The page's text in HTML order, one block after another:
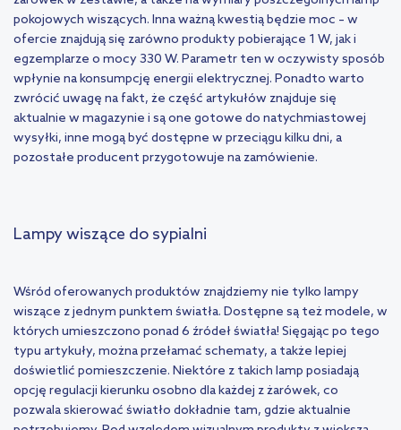
pokojowych wiszących. Inna ważną kwestią będzie moc – w
ofercie znajdują się zarówno produkty pobierające 1 W, jak i
egzemplarze o mocy 330 W. Parametr ten w oczywisty sposób
wpłynie na konsumpcję energii elektrycznej. Ponadto warto
zwrócić uwagę na fakt, że część artykułów znajduje się
aktualnie w magazynie i są one gotowe do natychmiastowej
wysyłki, inne mogą być dostępne w przeciągu kilku dni, a
pozostałe producent przygotowuje na zamówienie.
Lampy wiszące do sypialni
Wśród oferowanych produktów znajdziemy nie tylko lampy
wiszące z jednym punktem światła. Dostępne są też modele, w
których umieszczono ponad 6 źródeł światła! Sięgając po tego
typu artykuły, można przełamać schematy, a także lepiej
doświetlić pomieszczenie. Niektóre z takich lamp posiadają
opcję regulacji kierunku osobno dla każdej z żarówek, co
pozwala skierować światło dokładnie tam, gdzie aktualnie